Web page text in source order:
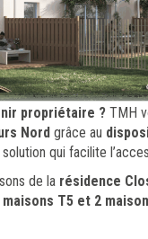
propriétaire ? TMH
Nord grâce au
solution qui facilite
de la résidence
maisons T5 et 2